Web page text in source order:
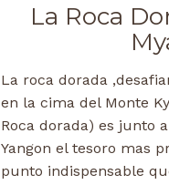
La Roca
La roca dorada
en la cima del Monte
Roca dorada) es junto
Yangon el tesoro mas
punto indispensable